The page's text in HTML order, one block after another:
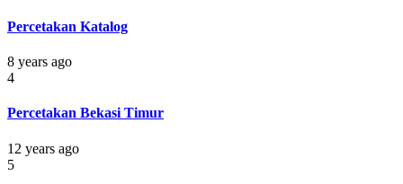
Percetakan Katalog
8 years ago
4
Percetakan Bekasi Timur
12 years ago
5